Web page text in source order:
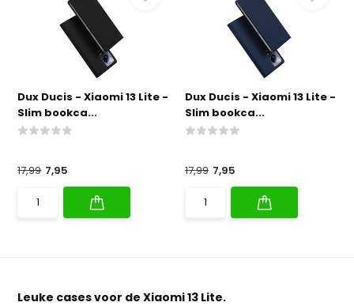
Dux Ducis - Xiaomi 13 Lite -
Slim bookca...
17,99 7,95
Dux Ducis - Xiaomi 13 Lite -
Slim bookca...
17,99 7,95
Leuke cases voor de Xiaomi 13 Lite.